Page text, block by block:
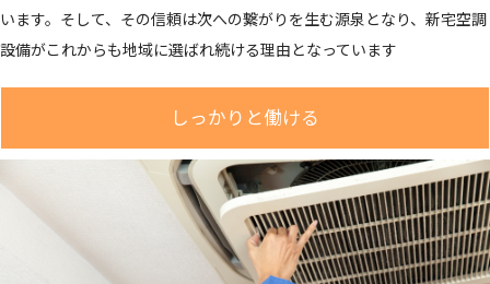
います。そして、その信頼は次への繋がりを生む源泉となり、新宅空調
設備がこれからも地域に選ばれ続ける理由となっています
しっかりと働ける